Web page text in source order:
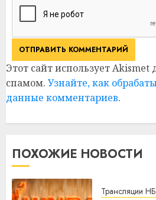
Этот сайт использует Akismet
спамом. Узнайте, как
данные комментариев.
ПОХОЖИЕ НОВОСТИ
Трансляции